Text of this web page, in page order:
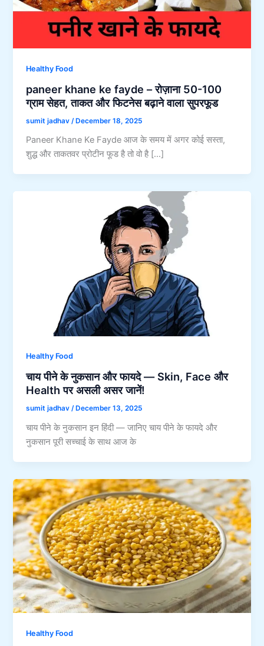
Healthy Food
paneer khane ke fayde – रोज़ाना 50-100
ग्राम सेहत, ताकत और फिटनेस बढ़ाने वाला सुपरफूड
sumit jadhav /December 18, 2025
Paneer Khane Ke Fayde आज के समय में अगर कोई सस्ता,
शुद्ध और ताकतवर प्रोटीन फूड है तो वो है […]
Healthy Food
चाय पीने के नुकसान और फायदे — Skin, Face और
Health पर असली असर जानें!
sumit jadhav/ December 13, 2025
चाय पीने के नुकसान इन हिंदी — जानिए चाय पीने के फायदे और
नुकसान पूरी सच्चाई के साथ आज के
Healthy Food